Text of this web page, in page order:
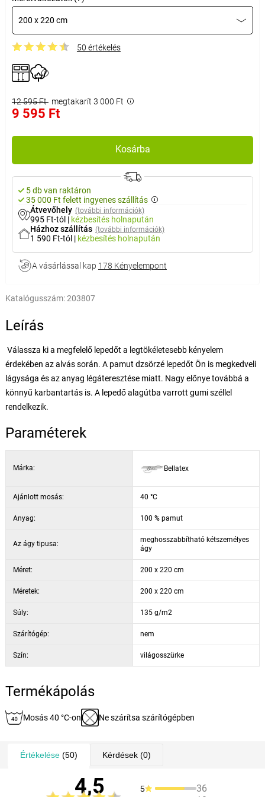
200 x 220 cm
50 értékelés
12 595 Ft megtakarít 3 000 Ft
9 595 Ft
Kosárba
5 db van raktáron
35 000 Ft felett ingyenes szállítás
Átvevőhely (további információk)
995 Ft-tól | kézbesítés holnapután
Házhoz szállítás (további információk)
1 590 Ft-tól | kézbesítés holnapután
A vásárlással kap 178 Kényelempont
Katalógusszám:203807
Leírás
Válassza ki a megfelelő lepedőt a legtökéletesebb kényelem
érdekében az alvás során. A pamut dzsörzé lepedőt Ön is megkedveli
lágysága és az anyag légáteresztése miatt. Nagy előnye továbbá a
könnyű karbantartás is. A lepedő alagútba varrott gumi széllel
rendelkezik.
Paraméterek
Márka: Bellatex
Ajánlott mosás: 40 °C
Anyag: 100 % pamut
Az ágy tipusa:
meghosszabbítható kétszemélyes
ágy
Méret: 200 x 220 cm
Méretek: 200 x 220 cm
Súly: 135 g/m2
Szárítógép: nem
Szín: világosszürke
Termékápolás
Mosás 40 °C-on Ne szárítsa szárítógépben
Értékelése(50) Kérdések(0)
4,5 5 36